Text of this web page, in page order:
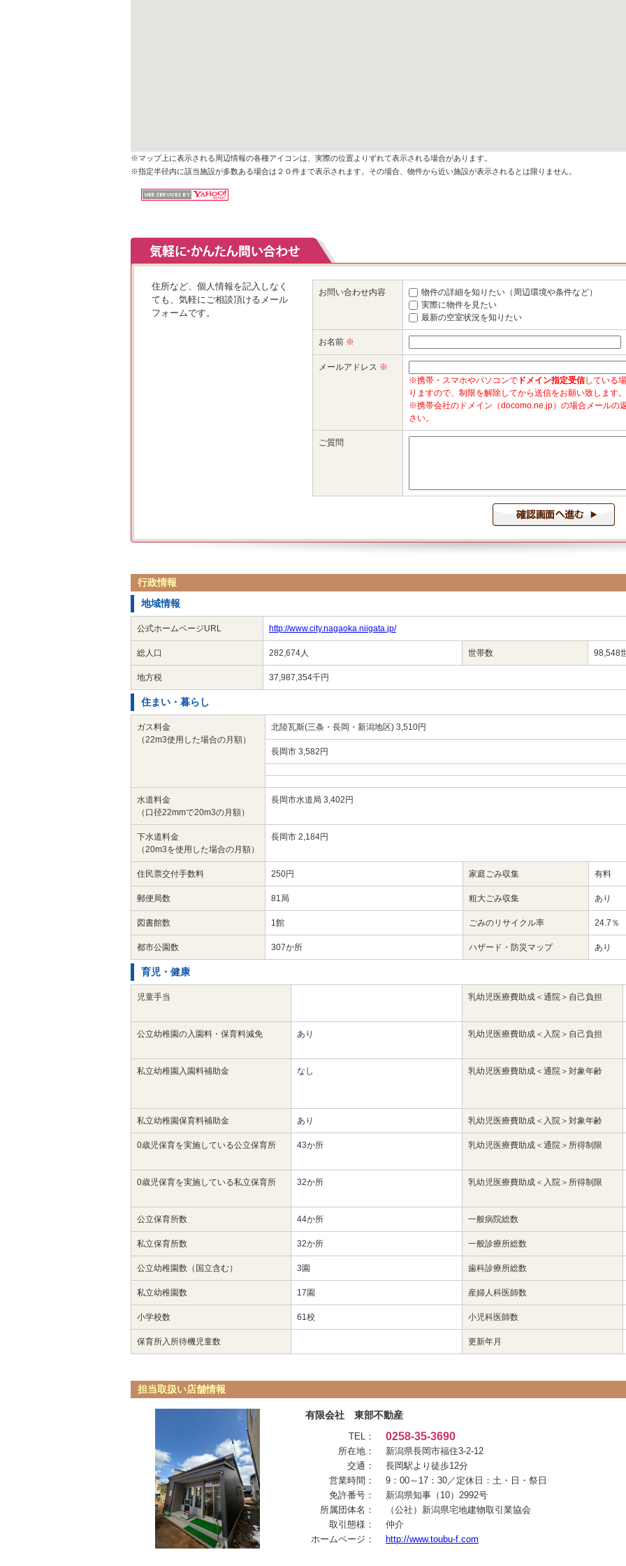
※マップ上に表示される周辺情報の各種アイコンは、実際の位置よりずれて表示される場合があります。
※指定半径内に該当施設が多数ある場合は２０件まで表示されます。その場合、物件から近い施設が表示されるとは限りません。
行政情報
地域情報
公式ホームページURL http://www.city.nagaoka.niigata.jp/
総人口 282,674人 世帯数 98,548
地方税 37,987,354千円
住まい・暮らし
ガス料金
（22m3使用した場合の月額）
北陸瓦斯(三条・長岡・新潟地区) 3,510円
長岡市 3,582円
水道料金
（口径22mmで20m3の月額）
長岡市水道局 3,402円
下水道料金
（20m3を使用した場合の月額）
長岡市 2,184円
住民票交付手数料 250円 家庭ごみ収集 有料
郵便局数 81局 粗大ごみ収集 あり
図書館数 1館 ごみのリサイクル率 24.7％
都市公園数 307か所 ハザード・防災マップ あり
育児・健康
児童手当 乳幼児医療費助成＜通院＞自己負担
公立幼稚園の入園料・保育料減免 あり 乳幼児医療費助成＜入院＞自己負担
私立幼稚園入園料補助金 なし 乳幼児医療費助成＜通院＞対象年齢
私立幼稚園保育料補助金 あり 乳幼児医療費助成＜入院＞対象年齢
0歳児保育を実施している公立保育所 43か所 乳幼児医療費助成＜通院＞所得制限
0歳児保育を実施している私立保育所 32か所 乳幼児医療費助成＜入院＞所得制限
公立保育所数 44か所 一般病院総数
私立保育所数 32か所 一般診療所総数
公立幼稚園数（国立含む） 3園 歯科診療所総数
私立幼稚園数 17園 産婦人科医師数
小学校数 61校 小児科医師数
保育所入所待機児童数 更新年月
担当取扱い店舗情報
有限会社 東部不動産
TEL： 0258-35-3690
所在地：
新潟県長岡市福住3-2-12
交通：
長岡駅より徒歩12分
営業時間：
9：00～17：30／定休日：土・日・祭日
免許番号：
新潟県知事（10）2992号
所属団体名：
（公社）新潟県宅地建物取引業協会
取引態様：
仲介
ホームページ：
http://www.toubu-f.com